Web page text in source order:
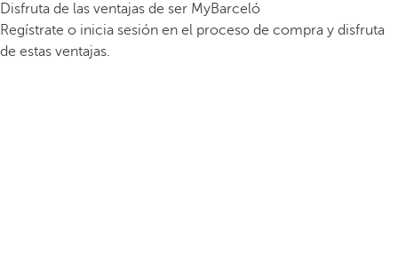
Disfruta de las ventajas de ser MyBarceló
Regístrate o inicia sesión en el proceso de compra y disfruta
de estas ventajas.